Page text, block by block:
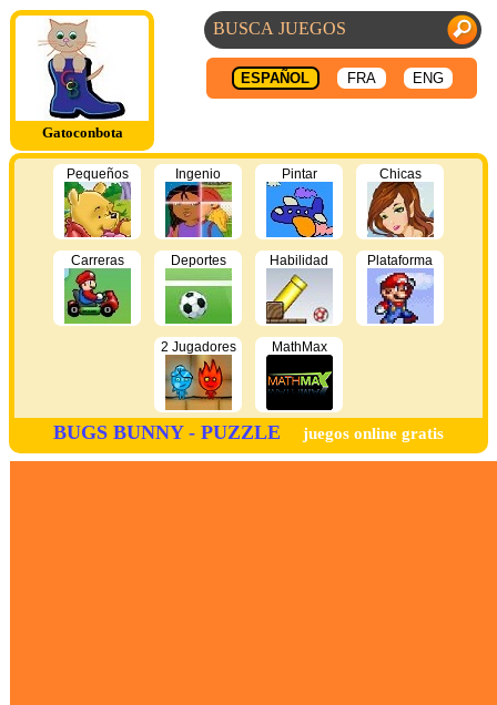
Gatoconbota
ESPAÑOL FRA ENG
Pequeños Ingenio Pintar Chicas
Carreras Deportes Habilidad Plataforma
2 Jugadores MathMax
BUGS BUNNY - PUZZLE juegos online gratis